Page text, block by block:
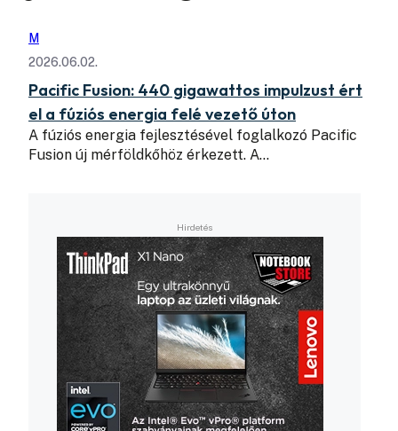
M
2026.06.02.
Pacific Fusion: 440 gigawattos impulzust ért
el a fúziós energia felé vezető úton
A fúziós energia fejlesztésével foglalkozó Pacific
Fusion új mérföldkőhöz érkezett. A…